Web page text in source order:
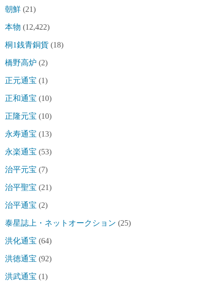
朝鮮 (21)
本物 (12,422)
桐1銭青銅貨 (18)
橋野高炉 (2)
正元通宝 (1)
正和通宝 (10)
正隆元宝 (10)
永寿通宝 (13)
永楽通宝 (53)
治平元宝 (7)
治平聖宝 (21)
治平通宝 (2)
泰星誌上・ネットオークション (25)
洪化通宝 (64)
洪徳通宝 (92)
洪武通宝 (1)